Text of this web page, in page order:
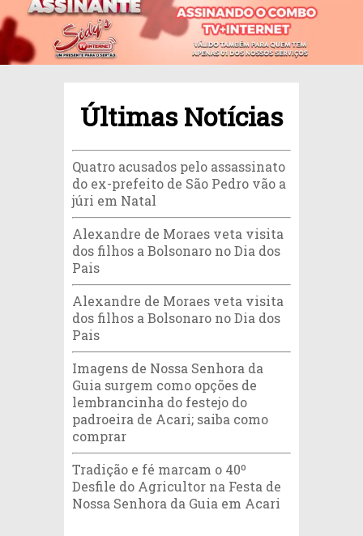
Últimas Notícias
Quatro acusados pelo assassinato
do ex-prefeito de São Pedro vão a
júri em Natal
Alexandre de Moraes veta visita
dos filhos a Bolsonaro no Dia dos
Pais
Alexandre de Moraes veta visita
dos filhos a Bolsonaro no Dia dos
Pais
Imagens de Nossa Senhora da
Guia surgem como opções de
lembrancinha do festejo do
padroeira de Acari; saiba como
comprar
Tradição e fé marcam o 40º
Desfile do Agricultor na Festa de
Nossa Senhora da Guia em Acari